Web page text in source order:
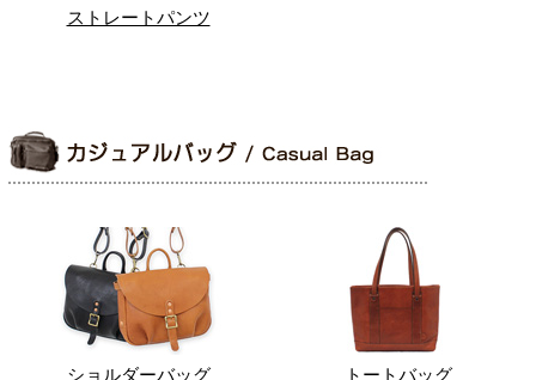
ストレートパンツ
ショルダーバッグ トートバッグ